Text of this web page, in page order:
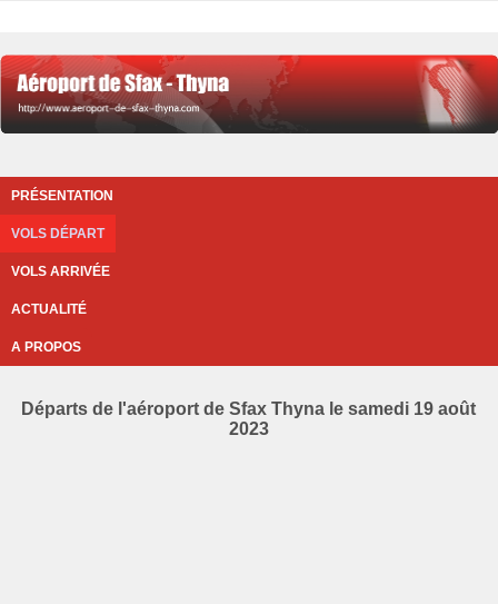
PRÉSENTATION
VOLS DÉPART
VOLS ARRIVÉE
ACTUALITÉ
A PROPOS
Départs de l'aéroport de Sfax Thyna le samedi 19 août
2023